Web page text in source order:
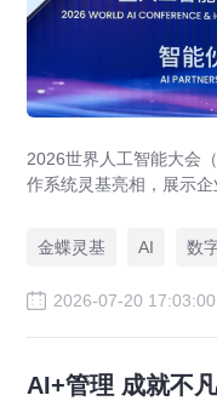
2026世界人工智能大会
作系统灵基亮相，展示
金蝶灵基
AI 数
2026-07-20 17:03:00
AI+管理 成就不